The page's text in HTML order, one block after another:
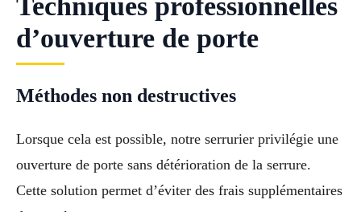
d’ouverture de porte
Méthodes non destructives
Lorsque cela est possible, notre serrurier privilégie une
ouverture de porte sans détérioration de la serrure.
Cette solution permet d’éviter des frais supplémentaires